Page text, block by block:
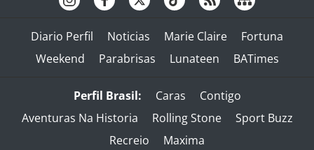
Diario Perfil Noticias Marie Claire
Fortuna
Weekend
Parabrisas Lunateen BATimes
Perfil Brasil: Caras
Contigo
Aventuras Na Historia
Rolling Stone
Sport Buzz
Recreio
Maxima